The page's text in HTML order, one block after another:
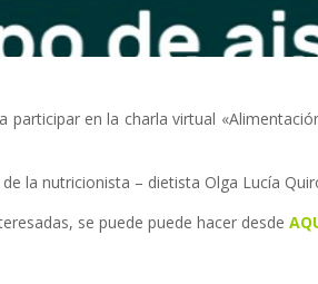
participar en la charla virtual
la nutricionista – dietista Olga Lucía
se puede puede hacer desde